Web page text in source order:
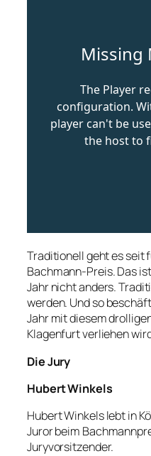
Traditionell geht es seit
Bachmann-Preis. Das
Jahr nicht anders.
werden. Und so
Jahr mit diesem
Klagenfurt verliehen
Die Jury
Hubert Winkels
Hubert Winkels lebt in
Juror beim
Juryvorsitzender.